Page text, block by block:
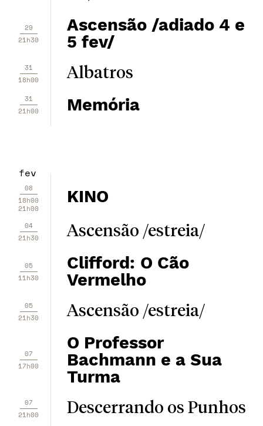
29
21h30
Ascensão /adiado 4 e
5 fev/
31
18h00
Albatros
31
21h00
Memória
fev
08
18h00
21h00
KINO
04
21h30
Ascensão /estreia/
05
11h30
Clifford: O Cão
Vermelho
05
21h30
Ascensão /estreia/
07
17h00
O Professor
Bachmann e a Sua
Turma
07
21h00
Descerrando os Punhos